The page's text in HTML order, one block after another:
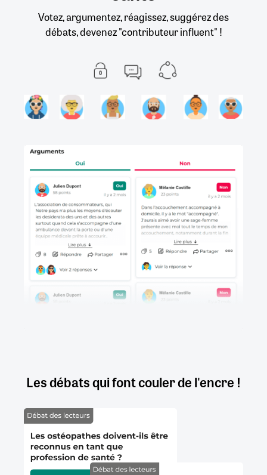
Votez, argumentez, réagissez, suggérez des
débats, devenez "contributeur influent" !
Les débats qui font couler de l'encre !